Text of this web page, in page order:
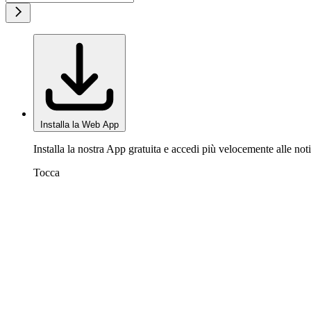
Installa la Web App
Installa la nostra App gratuita e accedi più velocemente alle
Tocca